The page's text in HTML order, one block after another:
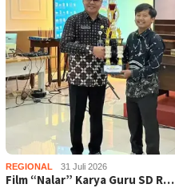
REGIONAL 31 Juli 2026
Film “Nalar” Karya Guru SD R…